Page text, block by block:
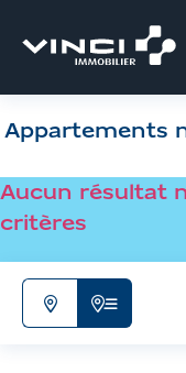
contenu
filtres
recherche
Aller
résultats
moment
Appartements
Aucun résultat
critères
N'afficherAfficher